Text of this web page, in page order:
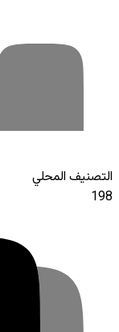
التصنيف المحلي
198